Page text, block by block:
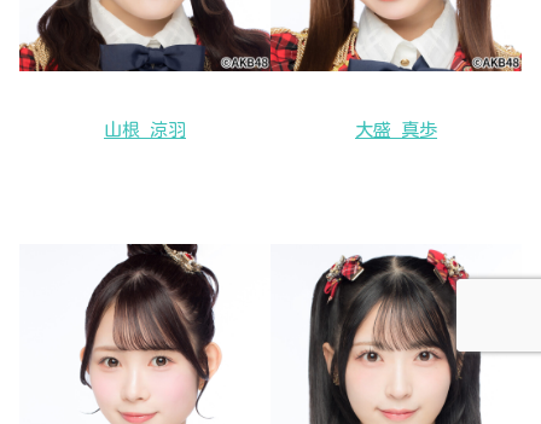
山根 涼羽 大盛 真歩